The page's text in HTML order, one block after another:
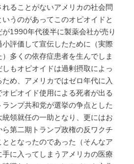
ることがないアメリカの社会問
うのがあってこのオピオイドと
1990年代後半に製薬会社が売り
評価して宣伝したために（実際
多くの依存症患者を生んでしま
もオピオイドは過剰摂取によっ
め、アメリカではゼロ年代に入
ピオイド使用による死者が出る
ンプ共和党が選挙の争点とした
領就任の一助となり、更にはお
第二期トランプ政権の反ワクチ
となったのであった（そんなア
に入ってしまうアメリカの医療